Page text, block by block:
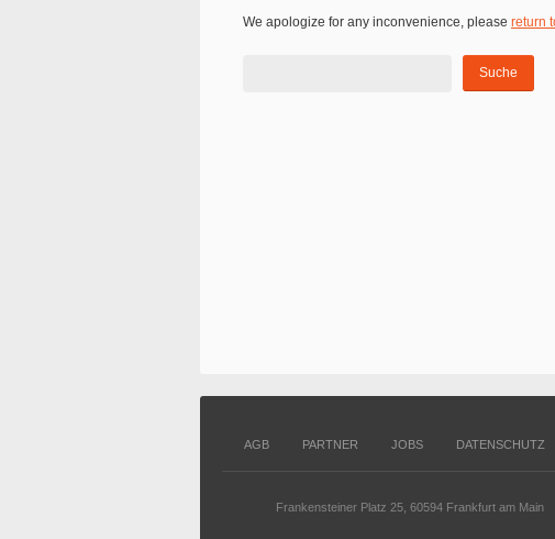
We apologize for any inconvenience, please return
AGB PARTNER JOBS DATENSCHUTZ
Frankensteiner Platz 25, 60594 Frankfurt am Main